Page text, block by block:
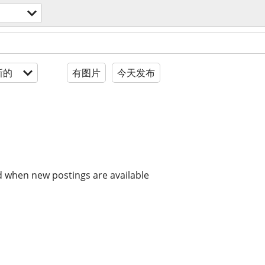
的 有图片 今天发布
new postings are available